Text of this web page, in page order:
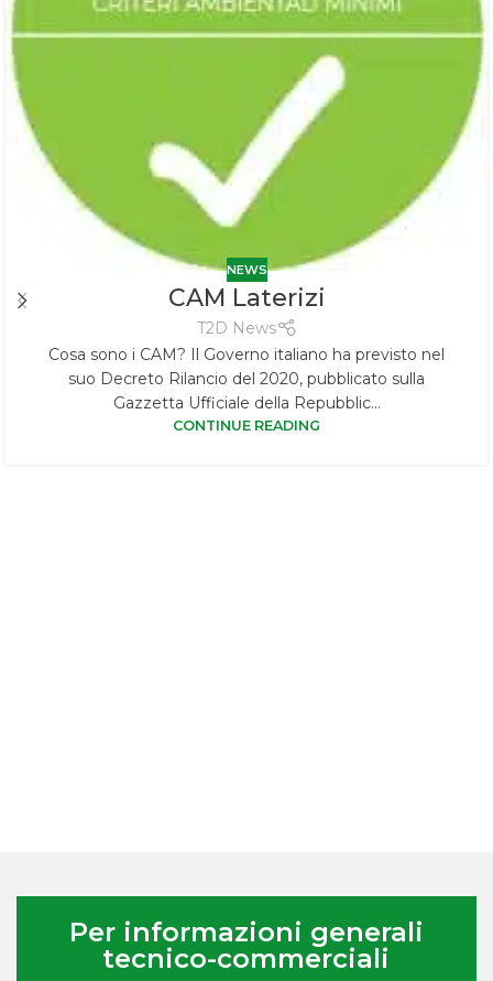
NEWS
CAM Laterizi
T2D News
Cosa sono i CAM? Il Governo italiano ha previsto nel
suo Decreto Rilancio del 2020, pubblicato sulla
Gazzetta Ufficiale della Repubblic...
CONTINUE READING
Per informazioni generali
tecnico-commerciali